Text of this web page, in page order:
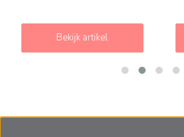
Bekijk artikel